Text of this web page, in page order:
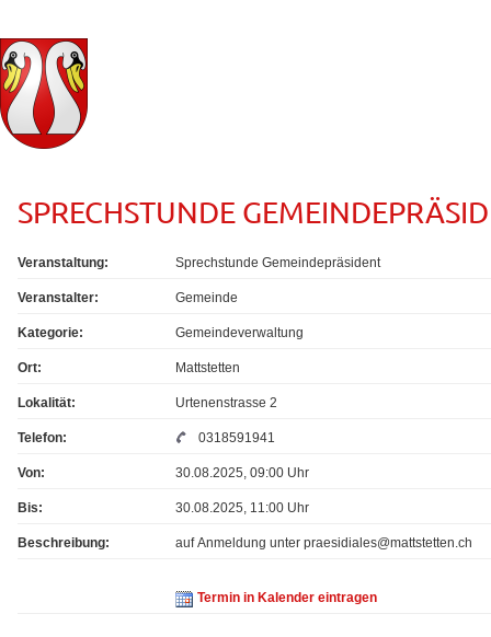
SPRECHSTUNDE
Veranstaltung: Sprechstunde Gemeindepräsident
Veranstalter: Gemeinde
Kategorie: Gemeindeverwaltung
Ort: Mattstetten
Lokalität: Urtenenstrasse 2
Telefon: 0318591941
Von: 30.08.2025, 09:00 Uhr
Bis: 30.08.2025, 11:00 Uhr
Beschreibung: auf Anmeldung unter praesidiales@mattstetten.ch
Termin in Kalender eintragen